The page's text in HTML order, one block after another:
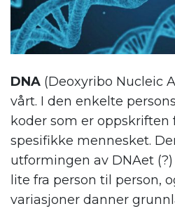
DNA (Deoxyribo Nucleic
vårt. I den enkelte
koder som er
spesifikke mennesket.
utformingen av DNAet
lite fra person til person,
variasjoner danner